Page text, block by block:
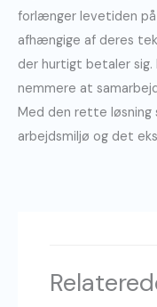
forlænger levetiden
afhængige af deres
der hurtigt betaler sig.
nemmere at
Med den rette
arbejdsmiljø og det